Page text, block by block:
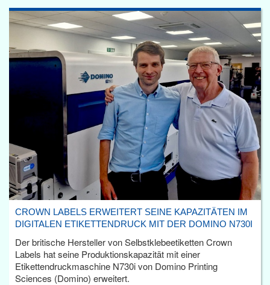
CROWN LABELS ERWEITERT SEINE KAPAZITÄTEN IM
DIGITALEN ETIKETTENDRUCK MIT DER DOMINO N730I
Der britische Hersteller von Selbstklebeetiketten Crown
Labels hat seine Produktionskapazität mit einer
Etikettendruckmaschine N730i von Domino Printing
Sciences (Domino) erweitert.